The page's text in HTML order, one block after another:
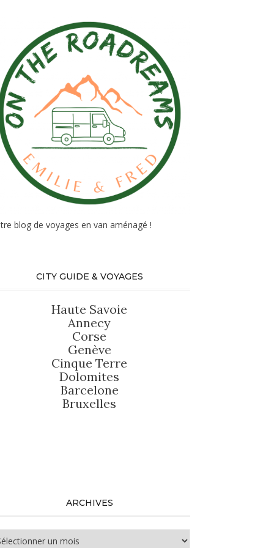
blog de voyages en van aménagé !
CITY GUIDE & VOYAGES
Haute Savoie
Annecy
Corse
Genève
Cinque Terre
Dolomites
Barcelone
Bruxelles
ARCHIVES